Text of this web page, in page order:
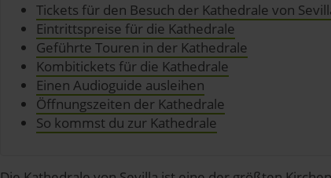
Tickets für den Besuch der Kathedrale von
Eintrittspreise für die Kathedrale
Geführte Touren in der Kathedrale
Kombitickets für die Kathedrale
Einen Audioguide ausleihen
Öffnungszeiten der Kathedrale
So kommst du zur Kathedrale